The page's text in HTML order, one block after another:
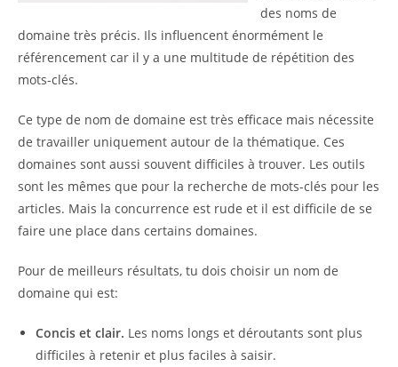
des noms de
domaine très précis. Ils influencent énormément le
référencement car il y a une multitude de répétition des
mots-clés.
Ce type de nom de domaine est très efficace mais nécessite
de travailler uniquement autour de la thématique. Ces
domaines sont aussi souvent difficiles à trouver. Les outils
sont les mêmes que pour la recherche de mots-clés pour les
articles. Mais la concurrence est rude et il est difficile de se
faire une place dans certains domaines.
Pour de meilleurs résultats, tu dois choisir un nom de
domaine qui est:
Concis et clair. Les noms longs et déroutants sont plus
difficiles à retenir et plus faciles à saisir.